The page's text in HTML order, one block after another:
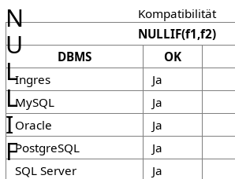
Kompatibilität
NULLIF(f1,f2)
DBMS
OK
Ingres
Ja
MySQL
Ja
Oracle
Ja
PostgreSQL
Ja
SQL Server
Ja
N
U
L
L
I
F